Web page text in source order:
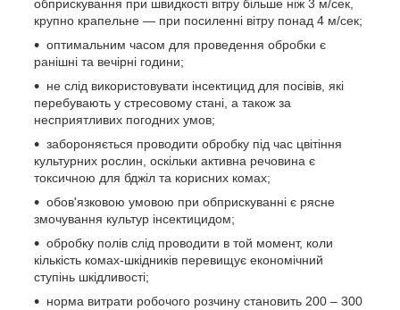
обприскування при швидкості вітру більше ніж 3 м/сек,
крупно крапельне — при посиленні вітру понад 4 м/сек;
оптимальним часом для проведення обробки є
ранішні та вечірні години;
не слід використовувати інсектицид для посівів, які
перебувають у стресовому стані, а також за
несприятливих погодних умов;
забороняється проводити обробку під час цвітіння
культурних рослин, оскільки активна речовина є
токсичною для бджіл та корисних комах;
обов'язковою умовою при обприскуванні є рясне
змочування культур інсектицидом;
обробку полів слід проводити в той момент, коли
кількість комах-шкідників перевищує економічний
ступінь шкідливості;
норма витрати робочого розчину становить 200 – 300